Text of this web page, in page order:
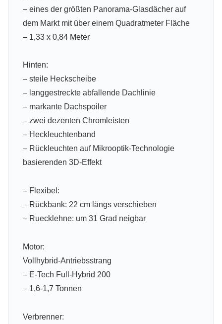
– eines der größten Panorama-Glasdächer auf
dem Markt mit über einem Quadratmeter Fläche
– 1,33 x 0,84 Meter
Hinten:
– steile Heckscheibe
– langgestreckte abfallende Dachlinie
– markante Dachspoiler
– zwei dezenten Chromleisten
– Heckleuchtenband
– Rückleuchten auf Mikrooptik-Technologie
basierenden 3D-Effekt
– Flexibel:
– Rückbank: 22 cm längs verschieben
– Ruecklehne: um 31 Grad neigbar
Motor:
Vollhybrid-Antriebsstrang
– E-Tech Full-Hybrid 200
– 1,6-1,7 Tonnen
Verbrenner: